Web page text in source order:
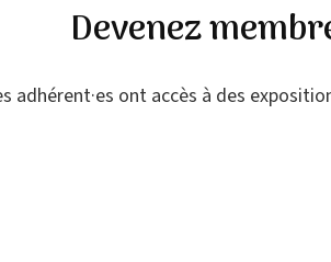
Devenez
adhérent·es ont accès à des